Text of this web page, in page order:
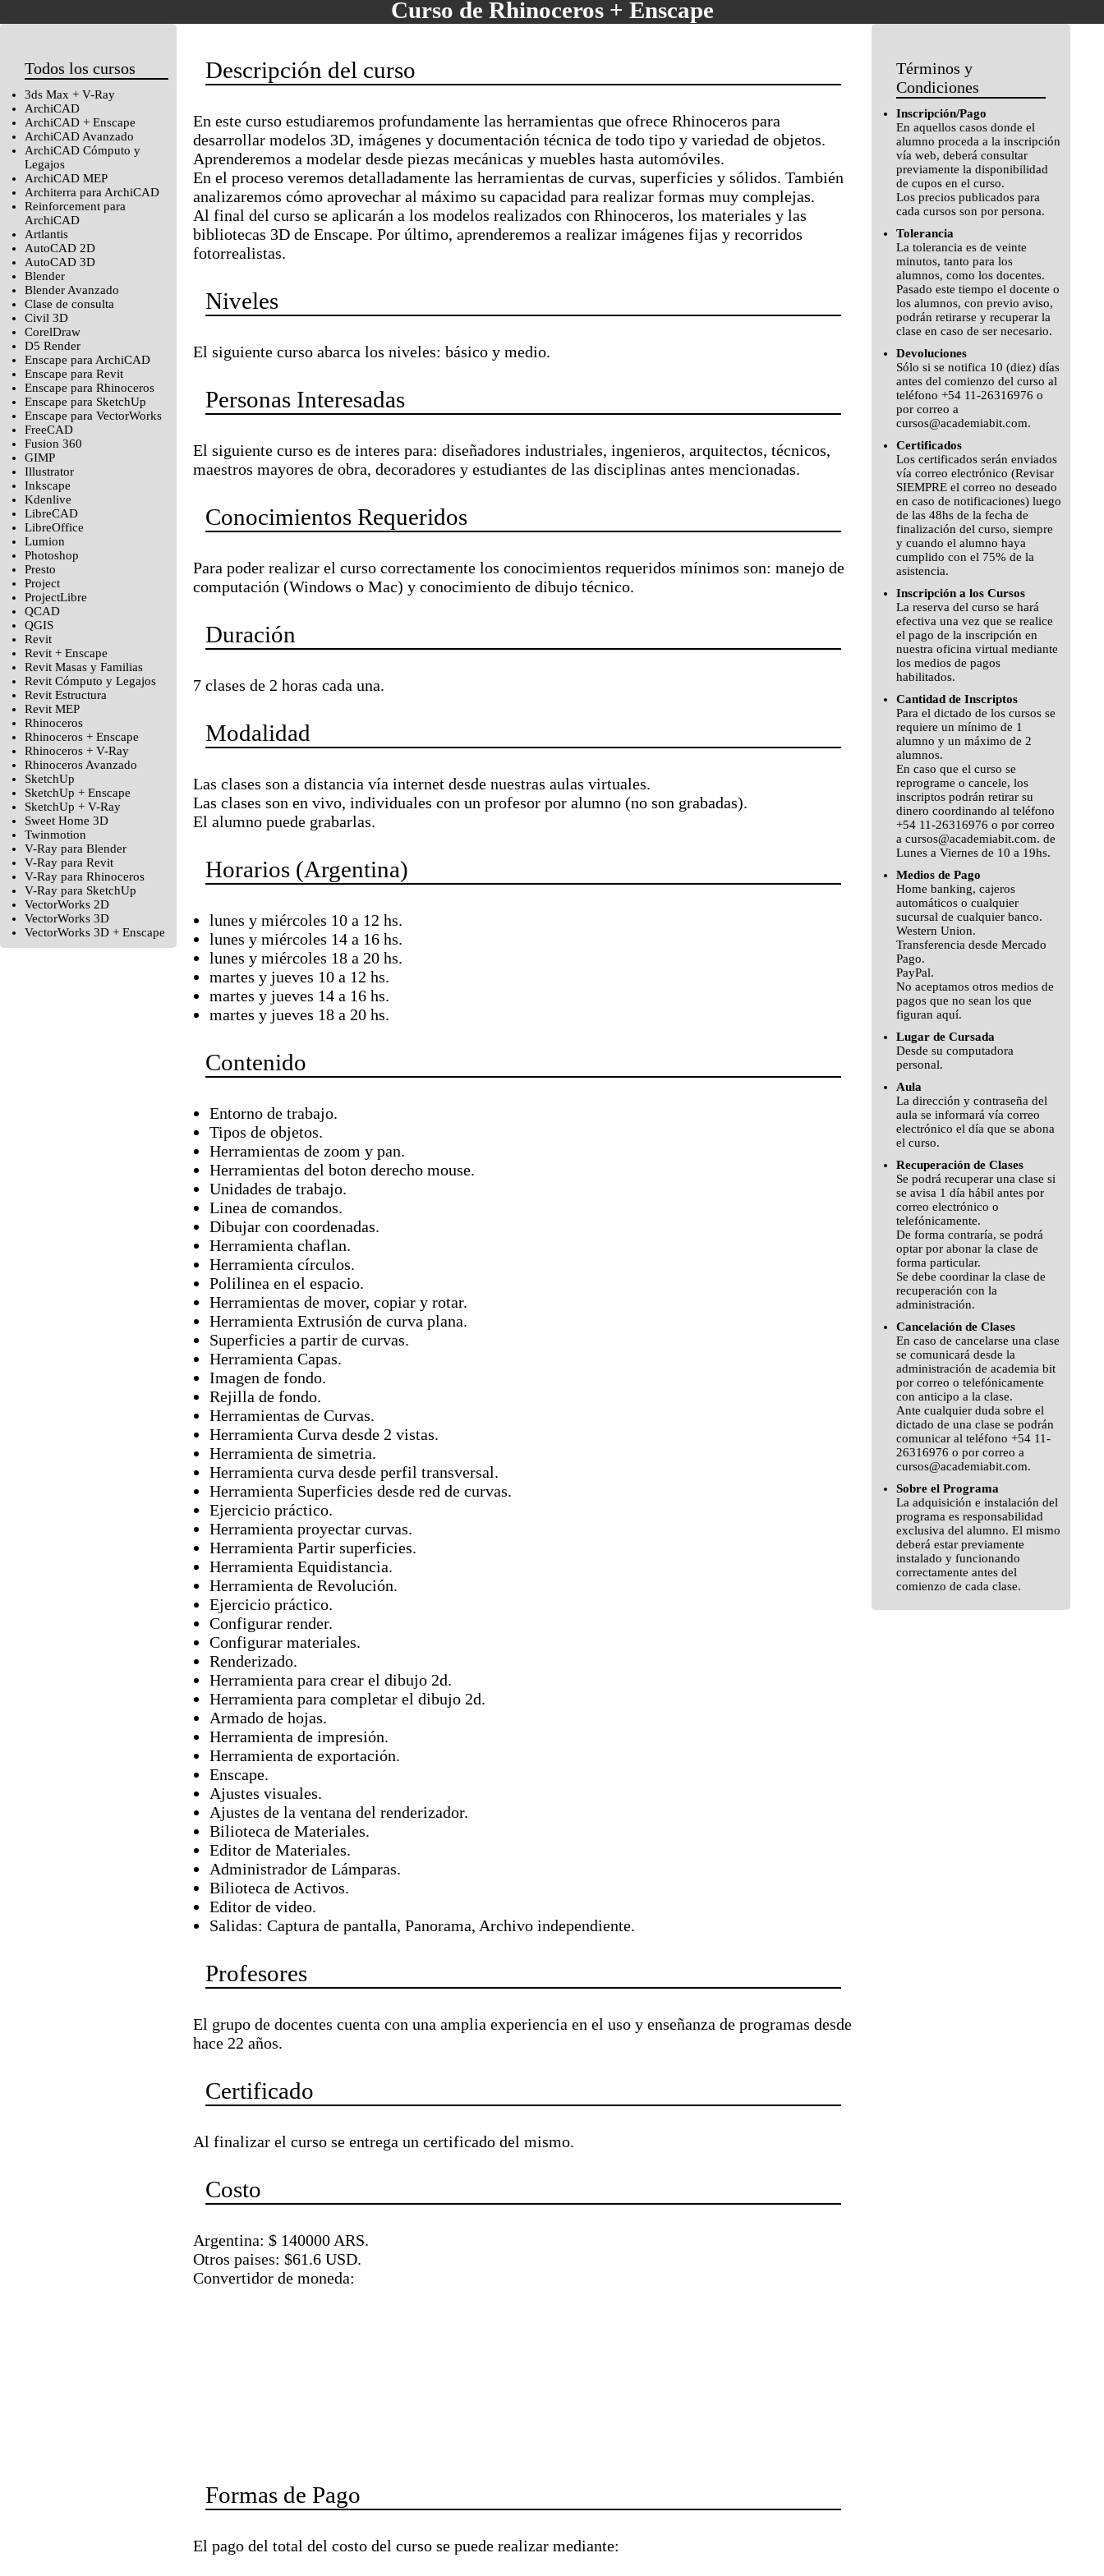
Curso de Rhinoceros + Enscape
Todos los cursos
3ds Max + V-Ray
ArchiCAD
ArchiCAD + Enscape
ArchiCAD Avanzado
ArchiCAD Cómputo y
Legajos
ArchiCAD MEP
Architerra para ArchiCAD
Reinforcement para
ArchiCAD
Artlantis
AutoCAD 2D
AutoCAD 3D
Blender
Blender Avanzado
Clase de consulta
Civil 3D
CorelDraw
D5 Render
Enscape para ArchiCAD
Enscape para Revit
Enscape para Rhinoceros
Enscape para SketchUp
Enscape para VectorWorks
FreeCAD
Fusion 360
GIMP
Illustrator
Inkscape
Kdenlive
LibreCAD
LibreOffice
Lumion
Photoshop
Presto
Project
ProjectLibre
QCAD
QGIS
Revit
Revit + Enscape
Revit Masas y Familias
Revit Cómputo y Legajos
Revit Estructura
Revit MEP
Rhinoceros
Rhinoceros + Enscape
Rhinoceros + V-Ray
Rhinoceros Avanzado
SketchUp
SketchUp + Enscape
SketchUp + V-Ray
Sweet Home 3D
Twinmotion
V-Ray para Blender
V-Ray para Revit
V-Ray para Rhinoceros
V-Ray para SketchUp
VectorWorks 2D
VectorWorks 3D
VectorWorks 3D + Enscape
Descripción del curso
En este curso estudiaremos profundamente las herramientas que ofrece Rhinoceros para
desarrollar modelos 3D, imágenes y documentación técnica de todo tipo y variedad de objetos.
Aprenderemos a modelar desde piezas mecánicas y muebles hasta automóviles.
En el proceso veremos detalladamente las herramientas de curvas, superficies y sólidos. También
analizaremos cómo aprovechar al máximo su capacidad para realizar formas muy complejas.
Al final del curso se aplicarán a los modelos realizados con Rhinoceros, los materiales y las
bibliotecas 3D de Enscape. Por último, aprenderemos a realizar imágenes fijas y recorridos
fotorrealistas.
Niveles
El siguiente curso abarca los niveles: básico y medio.
Personas Interesadas
El siguiente curso es de interes para: diseñadores industriales, ingenieros, arquitectos, técnicos,
maestros mayores de obra, decoradores y estudiantes de las disciplinas antes mencionadas.
Conocimientos Requeridos
Para poder realizar el curso correctamente los conocimientos requeridos mínimos son: manejo de
computación (Windows o Mac) y conocimiento de dibujo técnico.
Duración
7 clases de 2 horas cada una.
Modalidad
Las clases son a distancia vía internet desde nuestras aulas virtuales.
Las clases son en vivo, individuales con un profesor por alumno (no son grabadas).
El alumno puede grabarlas.
Horarios (Argentina)
lunes y miércoles 10 a 12 hs.
lunes y miércoles 14 a 16 hs.
lunes y miércoles 18 a 20 hs.
martes y jueves 10 a 12 hs.
martes y jueves 14 a 16 hs.
martes y jueves 18 a 20 hs.
Contenido
Entorno de trabajo.
Tipos de objetos.
Herramientas de zoom y pan.
Herramientas del boton derecho mouse.
Unidades de trabajo.
Linea de comandos.
Dibujar con coordenadas.
Herramienta chaflan.
Herramienta círculos.
Polilinea en el espacio.
Herramientas de mover, copiar y rotar.
Herramienta Extrusión de curva plana.
Superficies a partir de curvas.
Herramienta Capas.
Imagen de fondo.
Rejilla de fondo.
Herramientas de Curvas.
Herramienta Curva desde 2 vistas.
Herramienta de simetria.
Herramienta curva desde perfil transversal.
Herramienta Superficies desde red de curvas.
Ejercicio práctico.
Herramienta proyectar curvas.
Herramienta Partir superficies.
Herramienta Equidistancia.
Herramienta de Revolución.
Ejercicio práctico.
Configurar render.
Configurar materiales.
Renderizado.
Herramienta para crear el dibujo 2d.
Herramienta para completar el dibujo 2d.
Armado de hojas.
Herramienta de impresión.
Herramienta de exportación.
Enscape.
Ajustes visuales.
Ajustes de la ventana del renderizador.
Bilioteca de Materiales.
Editor de Materiales.
Administrador de Lámparas.
Bilioteca de Activos.
Editor de video.
Salidas: Captura de pantalla, Panorama, Archivo independiente.
Profesores
El grupo de docentes cuenta con una amplia experiencia en el uso y enseñanza de programas desde
hace 22 años.
Certificado
Al finalizar el curso se entrega un certificado del mismo.
Costo
Argentina: $ 140000 ARS.
Otros paises: $61.6 USD.
Convertidor de moneda:
Formas de Pago
El pago del total del costo del curso se puede realizar mediante:
Términos y
Condiciones
Inscripción/Pago
En aquellos casos donde el
alumno proceda a la inscripción
vía web, deberá consultar
previamente la disponibilidad
de cupos en el curso.
Los precios publicados para
cada cursos son por persona.
Tolerancia
La tolerancia es de veinte
minutos, tanto para los
alumnos, como los docentes.
Pasado este tiempo el docente o
los alumnos, con previo aviso,
podrán retirarse y recuperar la
clase en caso de ser necesario.
Devoluciones
Sólo si se notifica 10 (diez) días
antes del comienzo del curso al
teléfono +54 11-26316976 o
por correo a
cursos@academiabit.com.
Certificados
Los certificados serán enviados
vía correo electrónico (Revisar
SIEMPRE el correo no deseado
en caso de notificaciones) luego
de las 48hs de la fecha de
finalización del curso, siempre
y cuando el alumno haya
cumplido con el 75% de la
asistencia.
Inscripción a los Cursos
La reserva del curso se hará
efectiva una vez que se realice
el pago de la inscripción en
nuestra oficina virtual mediante
los medios de pagos
habilitados.
Cantidad de Inscriptos
Para el dictado de los cursos se
requiere un mínimo de 1
alumno y un máximo de 2
alumnos.
En caso que el curso se
reprograme o cancele, los
inscriptos podrán retirar su
dinero coordinando al teléfono
+54 11-26316976 o por correo
a cursos@academiabit.com. de
Lunes a Viernes de 10 a 19hs.
Medios de Pago
Home banking, cajeros
automáticos o cualquier
sucursal de cualquier banco.
Western Union.
Transferencia desdeMercado
Pago.
PayPal.
No aceptamos otros medios de
pagos que no sean los que
figuran aquí.
Lugar de Cursada
Desde su computadora
personal.
Aula
La dirección y contraseña del
aula se informará vía correo
electrónico el día que se abona
el curso.
Recuperación de Clases
Se podrá recuperar una clase si
se avisa 1 día hábil antes por
correo electrónico o
telefónicamente.
De forma contraría, se podrá
optar por abonar la clase de
forma particular.
Se debe coordinar la clase de
recuperación con la
administración.
Cancelación de Clases
En caso de cancelarse una clase
se comunicará desde la
administración de academia bit
por correo o telefónicamente
con anticipo a la clase.
Ante cualquier duda sobre el
dictado de una clase se podrán
comunicar al teléfono +54 11-
26316976 o por correo a
cursos@academiabit.com.
Sobre el Programa
La adquisición e instalación del
programa es responsabilidad
exclusiva del alumno. El mismo
deberá estar previamente
instalado y funcionando
correctamente antes del
comienzo de cada clase.